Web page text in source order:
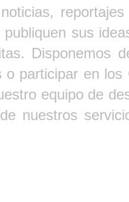
sus
Disponemos
o participar en
equipo de
nuestros